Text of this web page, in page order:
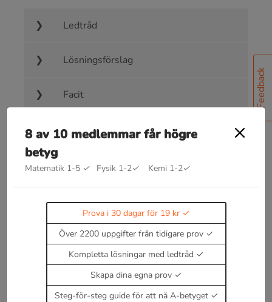
Feedback
Ledtråd
Lösningsförslag
Facit
Enbart medlemmar kan kommentera.
dagar för 19 kr.
Logga inellerBli medlem nu
8 av 10 medlemmar får högre
betyg
Matematik 1-5 ✓ Fysik 1-2✓ Kemi 1-2✓
Prova i 30 dagar för 19 kr
Över 2200 uppgifter från tidigare prov
Kompletta lösningar med ledtråd
Skapa dina egna prov
Steg-för-steg guide för att nå A-betyget